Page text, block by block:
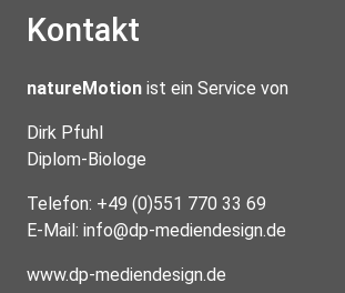
Kontakt
natureMotion ist ein Service von
Dirk Pfuhl
Diplom-Biologe
Telefon: +49 (0)551 770 33 69
E-Mail: info@dp-mediendesign.de
www.dp-mediendesign.de